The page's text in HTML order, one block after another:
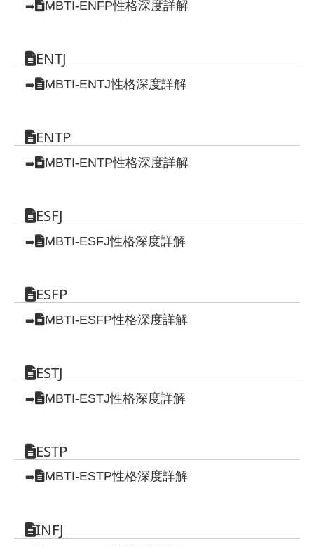
➡️ MBTI-ENFP性格深度詳解
ENTJ
➡️ MBTI-ENTJ性格深度詳解
ENTP
➡️ MBTI-ENTP性格深度詳解
ESFJ
➡️ MBTI-ESFJ性格深度詳解
ESFP
➡️ MBTI-ESFP性格深度詳解
ESTJ
➡️ MBTI-ESTJ性格深度詳解
ESTP
➡️ MBTI-ESTP性格深度詳解
INFJ